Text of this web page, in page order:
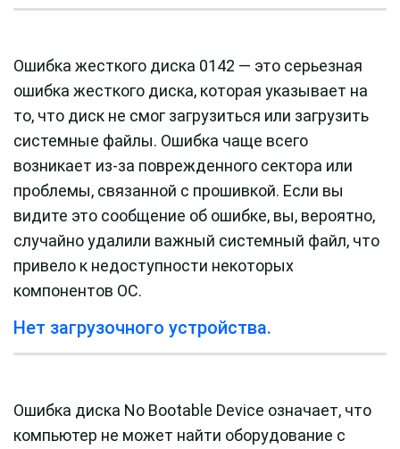
Ошибка жесткого диска 0142 — это серьезная
ошибка жесткого диска, которая указывает на
то, что диск не смог загрузиться или загрузить
системные файлы. Ошибка чаще всего
возникает из-за поврежденного сектора или
проблемы, связанной с прошивкой. Если вы
видите это сообщение об ошибке, вы, вероятно,
случайно удалили важный системный файл, что
привело к недоступности некоторых
компонентов ОС.
Нет загрузочного устройства.
Ошибка диска No Bootable Device означает, что
компьютер не может найти оборудование с